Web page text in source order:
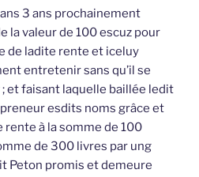
3 ans prochainement
la valeur de 100 escuz pour
de ladite rente et iceluy
entretenir sans qu’il se
et faisant laquelle baillée ledit
esdits noms grâce et
à la somme de 100
de 300 livres par ung
Peton promis et demeure